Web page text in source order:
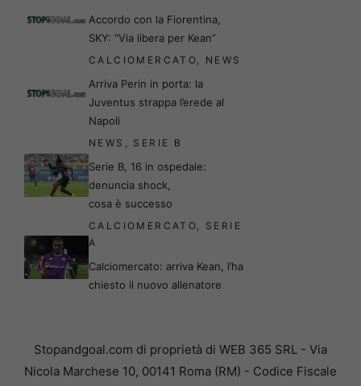
Accordo con la Fiorentina,
SKY: “Via libera per Kean”
CALCIOMERCATO NEWS
Arriva Perin in porta: la
Juventus strappa l’erede al
Napoli
NEWS SERIE B
Serie B, 16 in ospedale:
denuncia shock,
cosa è successo
CALCIOMERCATO
SERIE
A
Calciomercato: arriva Kean, l’ha
chiesto il nuovo allenatore
Stopandgoal.com di proprietà di WEB 365 SRL - Via
Nicola Marchese 10, 00141 Roma (RM) - Codice Fiscale